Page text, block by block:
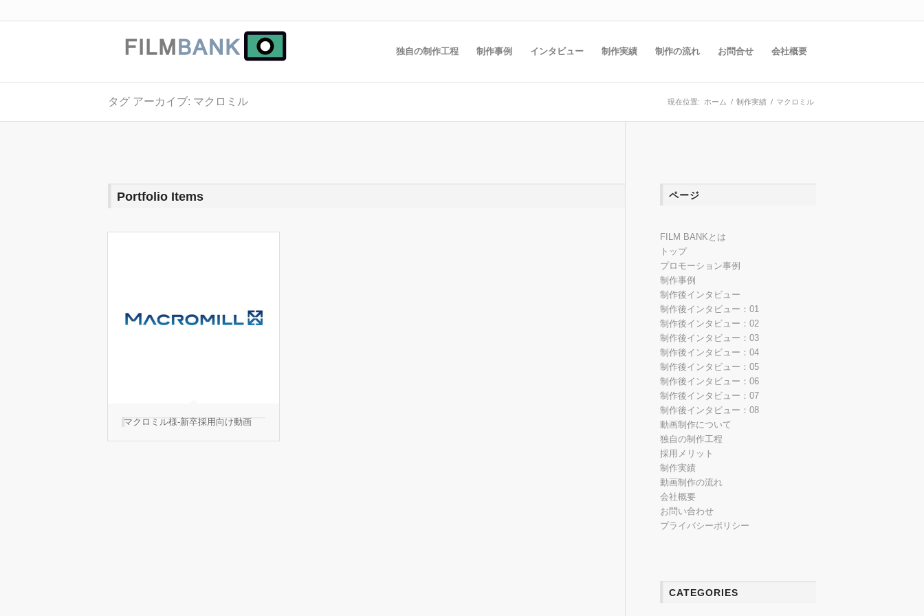
独自の制作工程 制作事例 インタビュー 制作実績 制作の流れ お問合せ 会社概要
タグ アーカイブ: マクロミル 現在位置: ホーム / 制作実績 / マクロミル
Portfolio Items
マクロミル様-新卒採用向け動画
ページ
FILM BANKとは
トップ
プロモーション事例
制作事例
制作後インタビュー
制作後インタビュー：01
制作後インタビュー：02
制作後インタビュー：03
制作後インタビュー：04
制作後インタビュー：05
制作後インタビュー：06
制作後インタビュー：07
制作後インタビュー：08
動画制作について
独自の制作工程
採用メリット
制作実績
動画制作の流れ
会社概要
お問い合わせ
プライバシーポリシー
CATEGORIES